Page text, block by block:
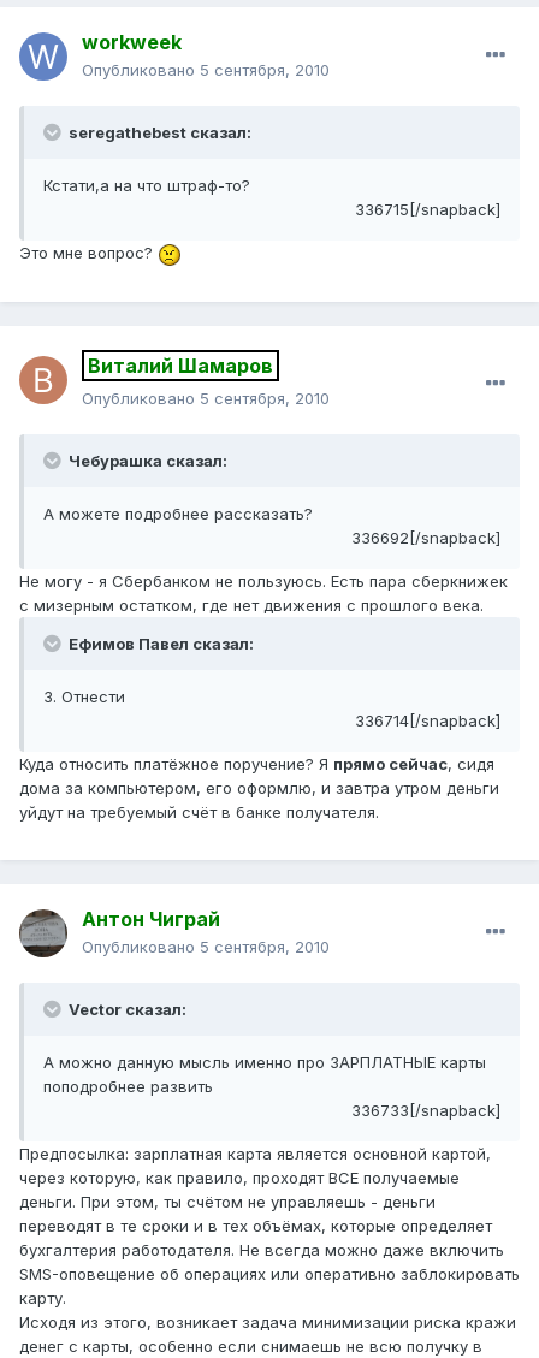
workweek
Опубликовано 5 сентября, 2010
seregathebest сказал:
Кстати,а на что штраф-то?
336715[/snapback]
Это мне вопрос?
Виталий Шамаров
Опубликовано 5 сентября, 2010
Чебурашка сказал:
А можете подробнее рассказать?
336692[/snapback]
Не могу - я Сбербанком не пользуюсь. Есть пара сберкнижек
с мизерным остатком, где нет движения с прошлого века.
Ефимов Павел сказал:
3. Отнести
336714[/snapback]
Куда относить платёжное поручение? Я прямо сейчас, сидя
дома за компьютером, его оформлю, и завтра утром деньги
уйдут на требуемый счёт в банке получателя.
Антон Чиграй
Опубликовано 5 сентября, 2010
Vector сказал:
А можно данную мысль именно про ЗАРПЛАТНЫЕ карты
поподробнее развить
336733[/snapback]
Предпосылка: зарплатная карта является основной картой,
через которую, как правило, проходят ВСЕ получаемые
деньги. При этом, ты счётом не управляешь - деньги
переводят в те сроки и в тех объёмах, которые определяет
бухгалтерия работодателя. Не всегда можно даже включить
SMS-оповещение об операциях или оперативно заблокировать
карту.
Исходя из этого, возникает задача минимизации риска кражи
денег с карты, особенно если снимаешь не всю получку в